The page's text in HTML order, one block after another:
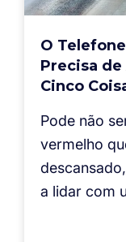
O
Precisa de
Cinco
Pode não
vermelho
a lidar com